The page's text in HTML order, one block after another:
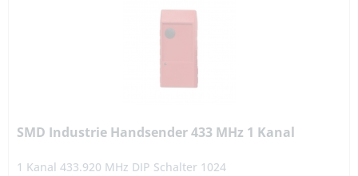
SMD Industrie Handsender 433 MHz 1 Kanal
1 Kanal 433.920 MHz DIP Schalter 1024